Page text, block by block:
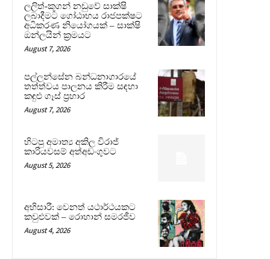
ලලිත්-කූගන් නඩුවේ සාක්ෂි
ලබාදීමට ගෝඨාභය රාජපක්ෂට
අධිකරණ නියෝගයක් – සාක්ෂි
ඔන්ලයින් ක්‍රමයට
August 7, 2026
පල්ලන්සේන බන්ධනාගාරයේ
තත්ත්වය පාලනය කිරීම සඳහා
කඳුළු ගෑස් ප්‍රහාර
August 7, 2026
හිටපු අමාත්‍ය අකිල විරාජ්
කාරියවසම් අත්අඩංගුවට
August 5, 2026
අභිසාරී: වෙනත් යථාර්ථයකට
කවුළුවක් – රොහාන් සමරජීව
August 4, 2026